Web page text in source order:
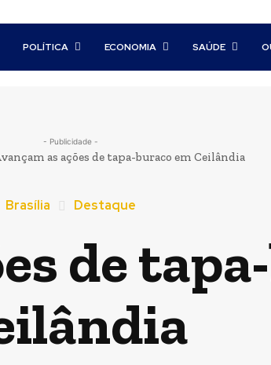
POLÍTICA ECONOMIA SAÚDE
- Publicidade -
as ações de tapa-buraco em Ceilândia
Brasília Destaque
de